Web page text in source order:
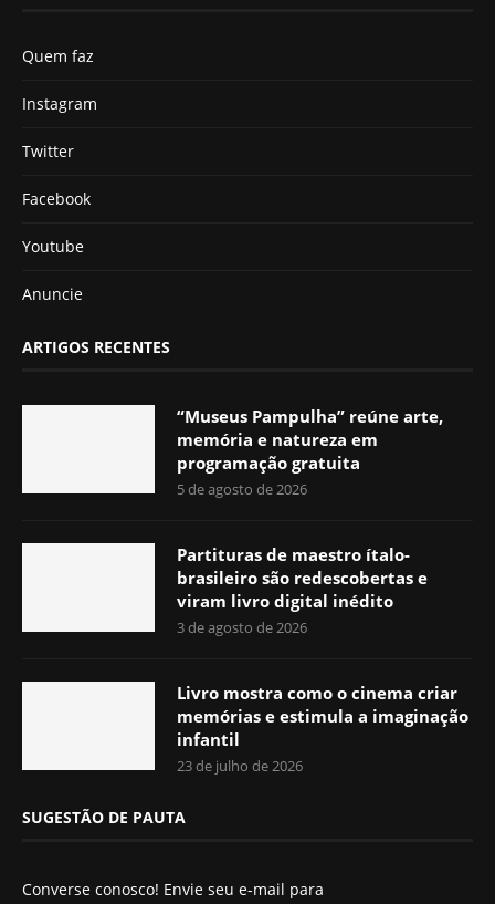
Quem faz
Instagram
Twitter
Facebook
Youtube
Anuncie
ARTIGOS RECENTES
“Museus Pampulha” reúne arte,
memória e natureza em
programação gratuita
5 de agosto de 2026
Partituras de maestro ítalo-
brasileiro são redescobertas e
viram livro digital inédito
3 de agosto de 2026
Livro mostra como o cinema criar
memórias e estimula a imaginação
infantil
23 de julho de 2026
SUGESTÃO DE PAUTA
Converse conosco! Envie seu e-mail para